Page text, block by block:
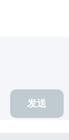
发送